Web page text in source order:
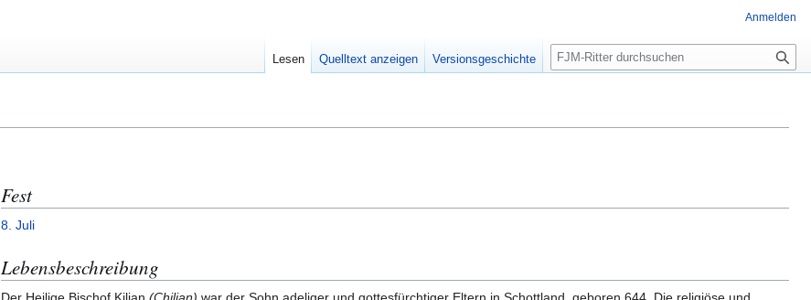
Fest
8. Juli
Lebensbeschreibung
Anmelden
Lesen Quelltext anzeigen Versionsgeschichte
S
u
e